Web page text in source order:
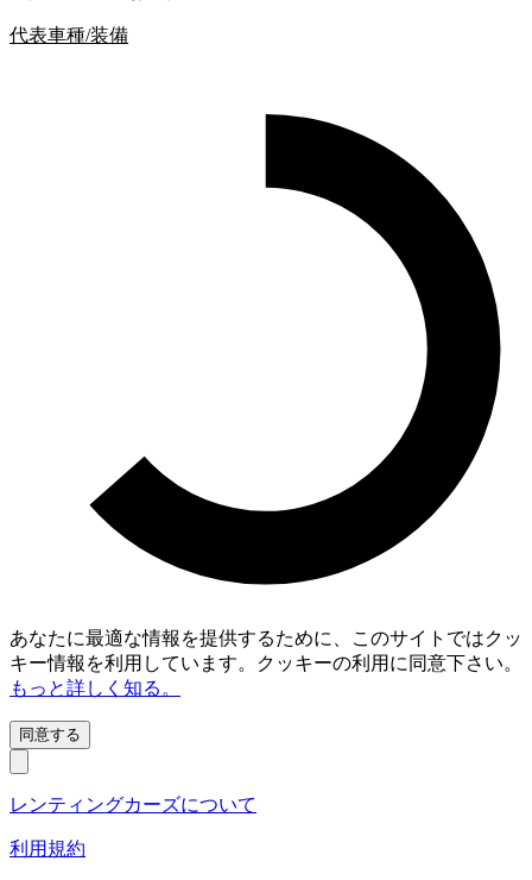
代表車種/装備
あなたに最適な情報を提供するために、このサイトではクッ
キー情報を利用しています。クッキーの利用に同意下さい。
もっと詳しく知る。
同意する
レンティングカーズについて
利用規約